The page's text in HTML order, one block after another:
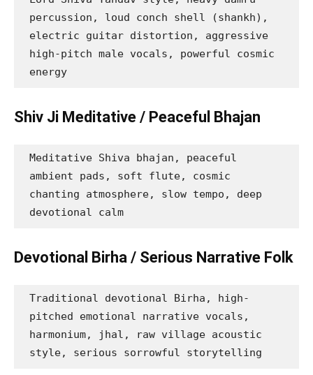
percussion, loud conch shell (shankh),
electric guitar distortion, aggressive
high-pitch male vocals, powerful cosmic
energy
Shiv Ji Meditative / Peaceful Bhajan
Meditative Shiva bhajan, peaceful
ambient pads, soft flute, cosmic
chanting atmosphere, slow tempo, deep
devotional calm
Devotional Birha / Serious Narrative Folk
Traditional devotional Birha, high-
pitched emotional narrative vocals,
harmonium, jhal, raw village acoustic
style, serious sorrowful storytelling